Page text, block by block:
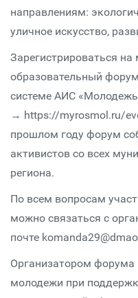
направлениям:
уличное искусство,
Зарегистрироваться
образовательный
системе АИС
→ https://myrosmol.ru/
прошлом году форум
активистов со всех
региона.
По всем вопросам
можно связаться с
почте
Организатором форума
молодежи при